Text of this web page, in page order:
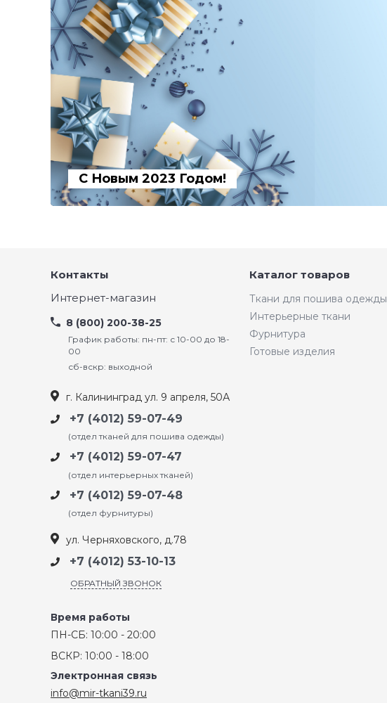
С Новым 2023 Годом!
Контакты
Интернет-магазин
8 (800) 200-38-25
График работы: пн-пт: с 10-00 до 18-
00
сб-вскр: выходной
г. Калининград ул. 9 апреля, 50А
+7 (4012) 59-07-49
(отдел тканей для пошива одежды)
+7 (4012) 59-07-47
(отдел интерьерных тканей)
+7 (4012) 59-07-48
(отдел фурнитуры)
ул. Черняховского, д.78
+7 (4012) 53-10-13
ОБРАТНЫЙ ЗВОНОК
Время работы
ПН-СБ: 10:00 - 20:00
ВСКР: 10:00 - 18:00
Электронная связь
info@mir-tkani39.ru
Каталог товаров
Ткани для пошива одежды
Интерьерные ткани
Фурнитура
Готовые изделия